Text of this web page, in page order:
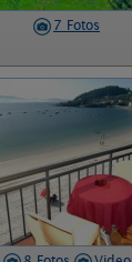
7 Fotos